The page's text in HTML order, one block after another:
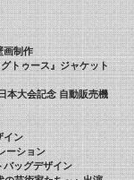
画制作
グトゥース』ジャケット
本大会記念 自動販売機
イン
ーション
バッグデザイン